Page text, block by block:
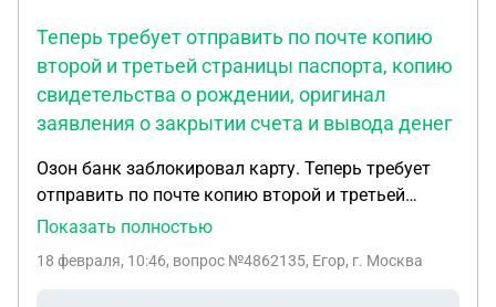
Теперь требует отправить по почте копию
второй и третьей страницы паспорта, копию
свидетельства о рождении, оригинал
заявления о закрытии счета и вывода денег
Озон банк заблокировал карту. Теперь требует
отправить по почте копию второй и третьей
страницы паспорта, копию свидетельства о
и вывода денег. И все это надо заверить у
Показать полностью
18 февраля, 10:46, вопрос №4862135, Егор, г. Москва